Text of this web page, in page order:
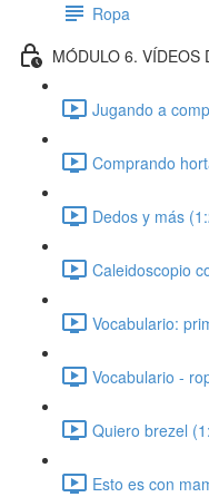
Ropa
MÓDULO 6. VÍDEOS
Jugando a
Comprando
Dedos y más
Caleidoscopio
Vocabulario:
Vocabulario -
Quiero brezel
Esto es con